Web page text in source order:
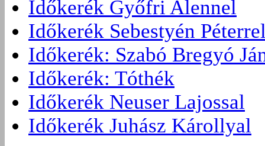
Időkerék Győfri Alennel
Időkerék Sebestyén
Időkerék: Szabó Bregyó
Időkerék: Tóthék
Időkerék Neuser Lajossal
Időkerék Juhász Károllyal